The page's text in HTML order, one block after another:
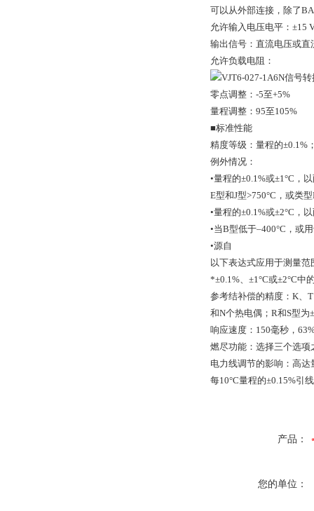
可以从外部连接，除了
允许输入电压电平：±15
输出信号：直流电压或直
允许负载电阻：
零点调整：-5至+5%
量程调整：95至105%
■标准性能
精度等级：量程的±0.1%
例外情况：
•量程的±0.1%或±1°C，
E型和J型>750°C，或类
•量程的±0.1%或±2°C，
•当B型低于–400°C，或
•源自
以下表达式应用于测量
*±0.1%、±1°C或±2°C中
参考结补偿的精度：K、T
和N个热电偶；R和S型为
响应速度：150毫秒，
燃尽功能：选择三个选项
电力线调节的影响：高
每10°C量程的±0.15%引
产品：
您的单位：